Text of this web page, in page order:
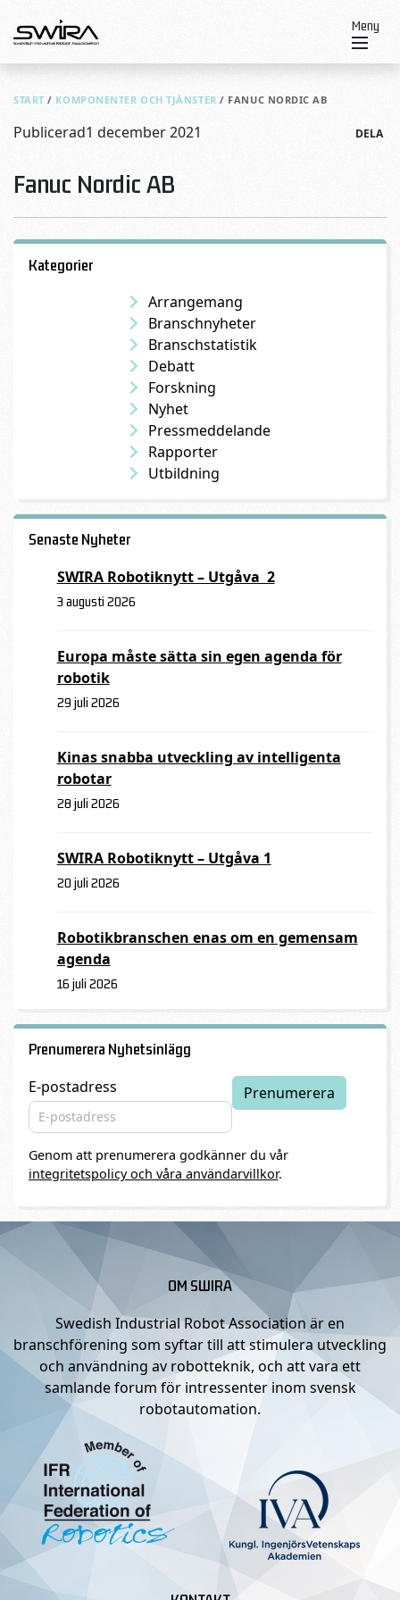
Meny
START / KOMPONENTER OCH TJÄNSTER / FANUC NORDIC AB
Publicerad1 december 2021 DELA
Fanuc Nordic AB
Kategorier
Arrangemang
Branschnyheter
Branschstatistik
Debatt
Forskning
Nyhet
Pressmeddelande
Rapporter
Utbildning
Senaste Nyheter
SWIRA Robotiknytt – Utgåva 2
3 augusti 2026
Europa måste sätta sin egen agenda för
robotik
29 juli 2026
Kinas snabba utveckling av intelligenta
robotar
28 juli 2026
SWIRA Robotiknytt – Utgåva 1
20 juli 2026
Robotikbranschen enas om en gemensam
agenda
16 juli 2026
Prenumerera Nyhetsinlägg
E-postadress
Genom att prenumerera godkänner du vår
integritetspolicy och våra användarvillkor.
OM SWIRA
Swedish Industrial Robot Association är en
branschförening som syftar till att stimulera utveckling
och användning av robotteknik, och att vara ett
samlande forum för intressenter inom svensk
robotautomation.